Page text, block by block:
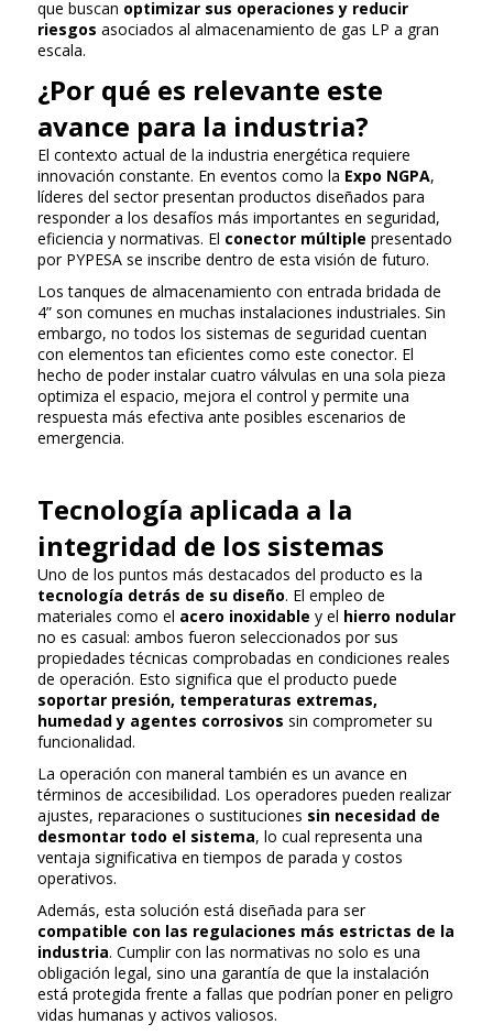
que buscan optimizar sus operaciones y reducir
riesgos asociados al almacenamiento de gas LP a gran
escala.
¿Por qué es relevante este
avance para la industria?
El contexto actual de la industria energética requiere
innovación constante. En eventos como la Expo NGPA,
líderes del sector presentan productos diseñados para
responder a los desafíos más importantes en seguridad,
eficiencia y normativas. El conector múltiple presentado
por PYPESA se inscribe dentro de esta visión de futuro.
Los tanques de almacenamiento con entrada bridada de
4” son comunes en muchas instalaciones industriales. Sin
embargo, no todos los sistemas de seguridad cuentan
con elementos tan eficientes como este conector. El
hecho de poder instalar cuatro válvulas en una sola pieza
optimiza el espacio, mejora el control y permite una
respuesta más efectiva ante posibles escenarios de
emergencia.
Tecnología aplicada a la
integridad de los sistemas
Uno de los puntos más destacados del producto es la
tecnología detrás de su diseño. El empleo de
materiales como el acero inoxidable y el hierro nodular
no es casual: ambos fueron seleccionados por sus
propiedades técnicas comprobadas en condiciones reales
de operación. Esto significa que el producto puede
soportar presión, temperaturas extremas,
humedad y agentes corrosivos sin comprometer su
funcionalidad.
La operación con maneral también es un avance en
términos de accesibilidad. Los operadores pueden realizar
ajustes, reparaciones o sustituciones sin necesidad de
desmontar todo el sistema, lo cual representa una
ventaja significativa en tiempos de parada y costos
operativos.
Además, esta solución está diseñada para ser
compatible con las regulaciones más estrictas de la
industria. Cumplir con las normativas no solo es una
obligación legal, sino una garantía de que la instalación
está protegida frente a fallas que podrían poner en peligro
vidas humanas y activos valiosos.